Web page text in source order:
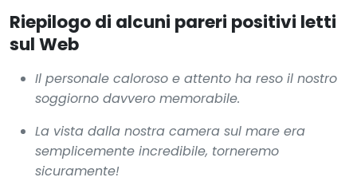
Riepilogo di alcuni pareri positivi letti
sul Web
Il personale caloroso e attento ha reso il nostro
soggiorno davvero memorabile.
La vista dalla nostra camera sul mare era
semplicemente incredibile, torneremo
sicuramente!